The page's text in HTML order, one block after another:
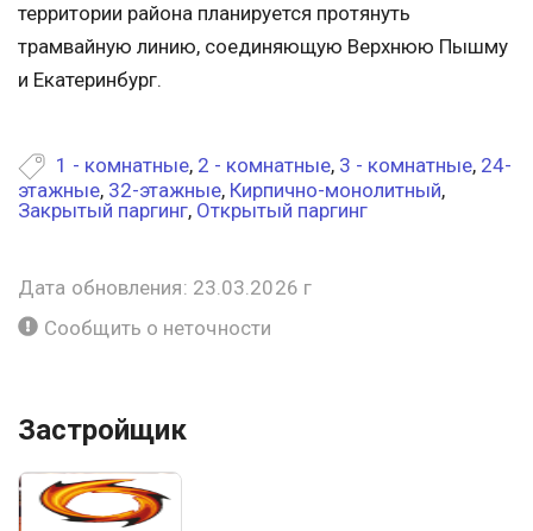
территории района планируется протянуть
трамвайную линию, соединяющую Верхнюю Пышму
и Екатеринбург.
1 - комнатные, 2 - комнатные, 3 - комнатные, 24-
этажные, 32-этажные, Кирпично-монолитный,
Закрытый паргинг, Открытый паргинг
Дата обновления: 23.03.2026 г
Сообщить о неточности
Застройщик